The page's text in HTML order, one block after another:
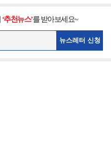
‘추천뉴스’를 받아보세요~
뉴스레터 신청